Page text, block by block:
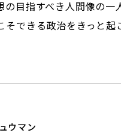
の目指すべき人間像の
そできる政治をきっと起
ウマン